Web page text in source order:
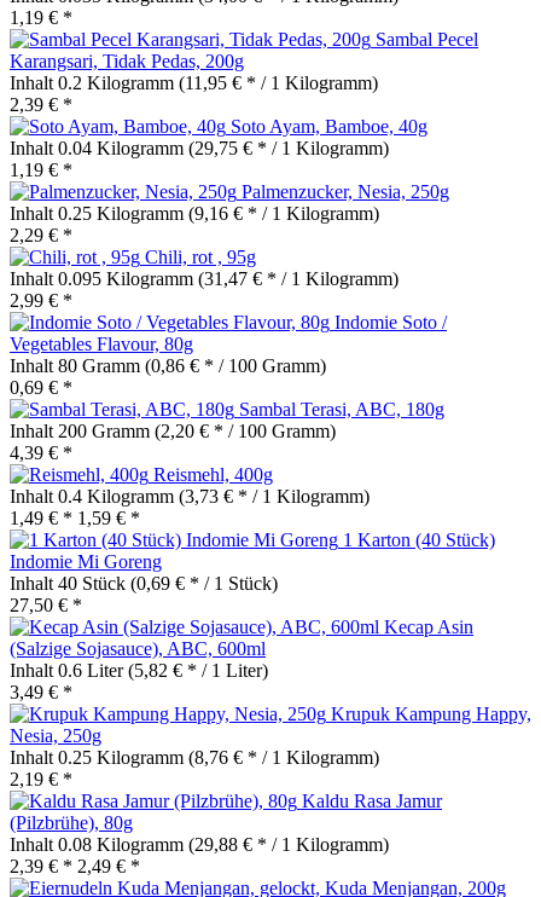
1,19 € *
Sambal Pecel
Karangsari, Tidak Pedas, 200g
Inhalt 0.2 Kilogramm (11,95 € * / 1 Kilogramm)
2,39 € *
Soto Ayam, Bamboe, 40g
Inhalt 0.04 Kilogramm (29,75 € * / 1 Kilogramm)
1,19 € *
Palmenzucker, Nesia, 250g
Inhalt 0.25 Kilogramm (9,16 € * / 1 Kilogramm)
2,29 € *
Chili, rot , 95g
Inhalt 0.095 Kilogramm (31,47 € * / 1 Kilogramm)
2,99 € *
Indomie Soto /
Vegetables Flavour, 80g
Inhalt 80 Gramm (0,86 € * / 100 Gramm)
0,69 € *
Sambal Terasi, ABC, 180g
Inhalt 200 Gramm (2,20 € * / 100 Gramm)
4,39 € *
Reismehl, 400g
Inhalt 0.4 Kilogramm (3,73 € * / 1 Kilogramm)
1,49 € * 1,59 € *
1 Karton (40 Stück)
Indomie Mi Goreng
Inhalt 40 Stück (0,69 € * / 1 Stück)
27,50 € *
Kecap Asin
(Salzige Sojasauce), ABC, 600ml
Inhalt 0.6 Liter(5,82 € * / 1 Liter)
3,49 € *
Krupuk Kampung Happy,
Nesia, 250g
Inhalt 0.25 Kilogramm (8,76 € * / 1 Kilogramm)
2,19 € *
Kaldu Rasa Jamur
(Pilzbrühe), 80g
Inhalt 0.08 Kilogramm (29,88 € * / 1 Kilogramm)
2,39 € * 2,49 € *